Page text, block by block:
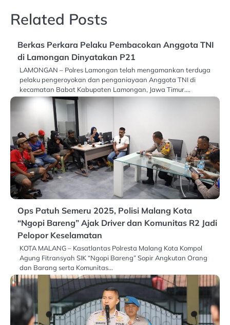
Related Posts
Berkas Perkara Pelaku Pembacokan Anggota TNI
di Lamongan Dinyatakan P21
LAMONGAN – Polres Lamongan telah mengamankan terduga
pelaku pengeroyokan dan penganiayaan Anggota TNI di
kecamatan Babat Kabupaten Lamongan, Jawa Timur.…
Ops Patuh Semeru 2025, Polisi Malang Kota
“Ngopi Bareng” Ajak Driver dan Komunitas R2 Jadi
Pelopor Keselamatan
KOTA MALANG – Kasatlantas Polresta Malang Kota Kompol
Agung Fitransyah SIK “Ngopi Bareng” Sopir Angkutan Orang
dan Barang serta Komunitas…